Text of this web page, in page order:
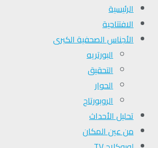
الرئيسية
الافتتاحية
الأجناس الصحفية الكبرى
البورتريه
التحقیق
الحوار
الروبورتاج
تحلیل الأحداث
من عين المكان